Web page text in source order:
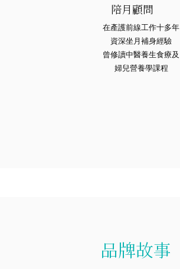
陪月顧問
在產護前線工作十多年
資深坐月補身經驗
曾修讀中醫養生食療及
婦兒營養學課程
品牌故事